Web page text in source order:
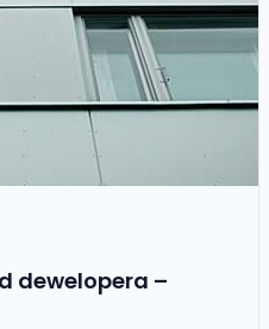
dewelopera –